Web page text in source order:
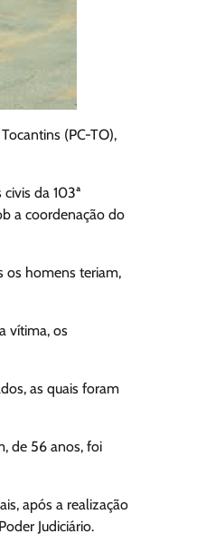
(PC-TO),
da 103ª
a coordenação do
os homens teriam,
vítima, os
as quais foram
de 56 anos, foi
após a realização
Judiciário.